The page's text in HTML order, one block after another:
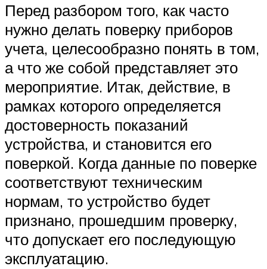
Перед разбором того, как часто
нужно делать поверку приборов
учета, целесообразно понять в том,
а что же собой представляет это
мероприятие. Итак, действие, в
рамках которого определяется
достоверность показаний
устройства, и становится его
поверкой. Когда данные по поверке
соответствуют техническим
нормам, то устройство будет
признано, прошедшим проверку,
что допускает его последующую
эксплуатацию.